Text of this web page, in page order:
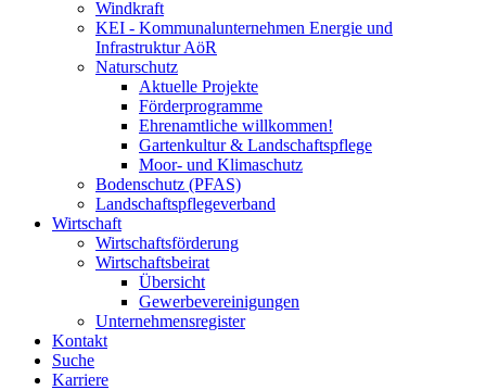
Windkraft
KEI - Kommunalunternehmen Energie und
Infrastruktur AöR
Naturschutz
Aktuelle Projekte
Förderprogramme
Ehrenamtliche willkommen!
Gartenkultur & Landschaftspflege
Moor- und Klimaschutz
Bodenschutz (PFAS)
Landschaftspflegeverband
Wirtschaft
Wirtschaftsförderung
Wirtschaftsbeirat
Übersicht
Gewerbevereinigungen
Unternehmensregister
Kontakt
Suche
Karriere